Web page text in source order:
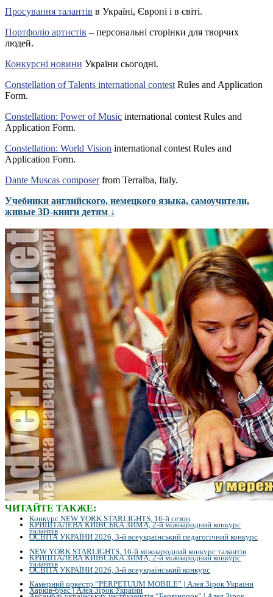
Просування талантів в Україні, Європі і в світі.
Портфоліо артистів – персональні сторінки для творчих
людей.
Конкурсні новини України сьогодні.
Constellation of Talents international contest Rules and Application
Form.
Constellation: Power of Music international contest Rules and
Application Form.
Constellation: World Vision international contest Rules and
Application Form.
Dante Muscas composerfrom Terralba, Italy.
Учебники английского, немецкого языка, самоучители,
живые 3D-книги детям ↓
ЧИТАЙТЕ ТАКЖЕ:
Конкурс NEW YORK STARLIGHTS, 16-й сезон
КРИШТАЛЕВА КИЇВСЬКА ЗИМА, 2-й міжнародний конкурс
талантів
ОСВІТА УКРАЇНИ 2026, 3-й всеукраїнський педагогічний конкурс
NEW YORK STARLIGHTS, 16-й міжнародний конкурс талантів
КРИШТАЛЕВА КИЇВСЬКА ЗИМА, 2-й міжнародний конкурс
талантів
ОСВІТА УКРАЇНИ 2026, 3-й всеукраїнський конкурс
Камерний оркестр “PERPETUUM MOBILE” | Алея Зірок України
Харків-брас | Алея Зірок України